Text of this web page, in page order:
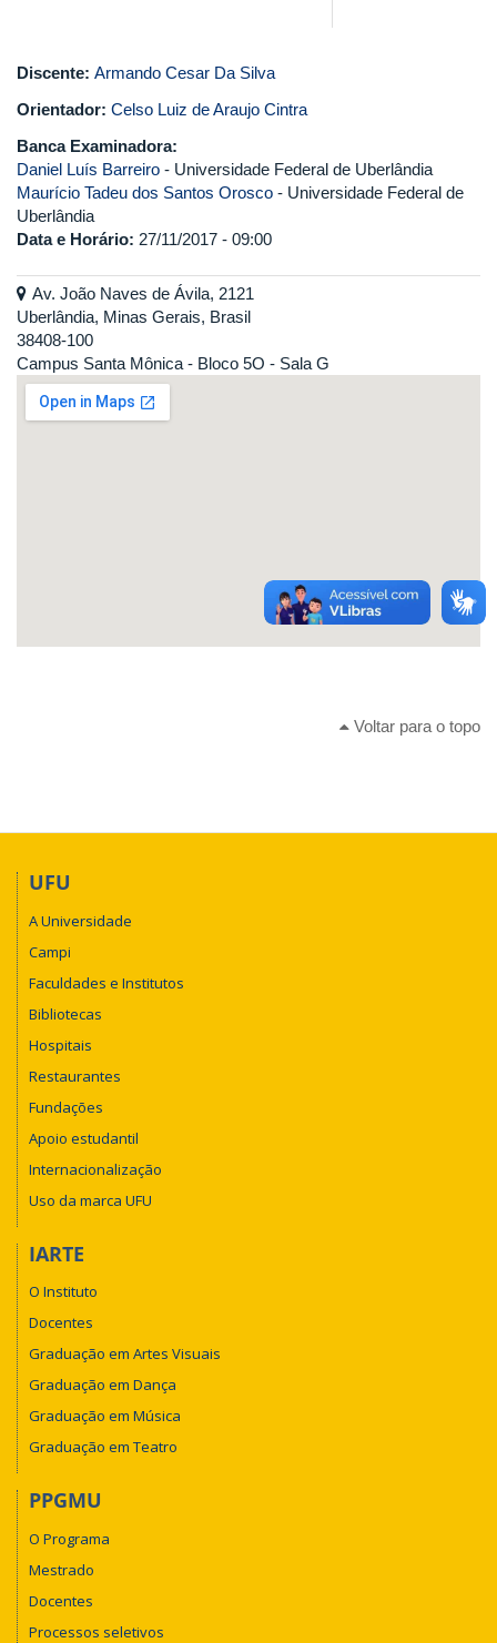
Discente: Armando Cesar Da Silva
Orientador: Celso Luiz de Araujo Cintra
Banca Examinadora:
Daniel Luís Barreiro - Universidade Federal de Uberlândia
Maurício Tadeu dos Santos Orosco - Universidade Federal de
Uberlândia
Data e Horário: 27/11/2017 - 09:00
Av. João Naves de Ávila, 2121
Uberlândia, Minas Gerais, Brasil
38408-100
Campus Santa Mônica - Bloco 5O - Sala G
Voltar para o topo
UFU
A Universidade
Campi
Faculdades e Institutos
Bibliotecas
Hospitais
Restaurantes
Fundações
Apoio estudantil
Internacionalização
Uso da marca UFU
IARTE
O Instituto
Docentes
Graduação em Artes Visuais
Graduação em Dança
Graduação em Música
Graduação em Teatro
PPGMU
O Programa
Mestrado
Docentes
Processos seletivos